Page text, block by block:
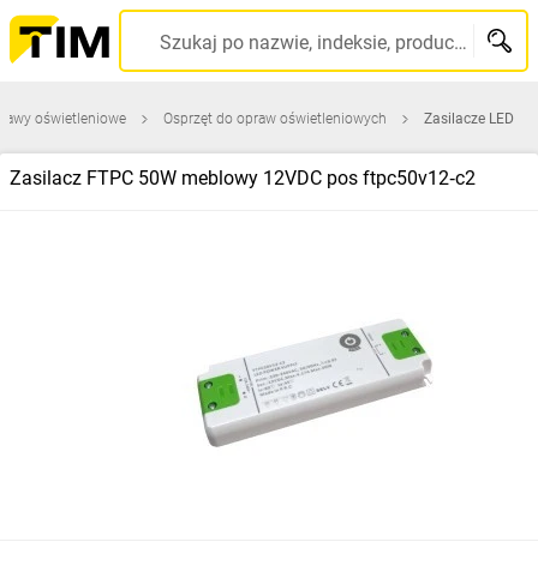
Szukaj po nazwie, indeksie, producencie, kodzie kreskowym...
oświetleniowe Osprzęt do opraw oświetleniowych Zasilacze LED
Zasilacz FTPC 50W meblowy 12VDC pos ftpc50v12‑c2